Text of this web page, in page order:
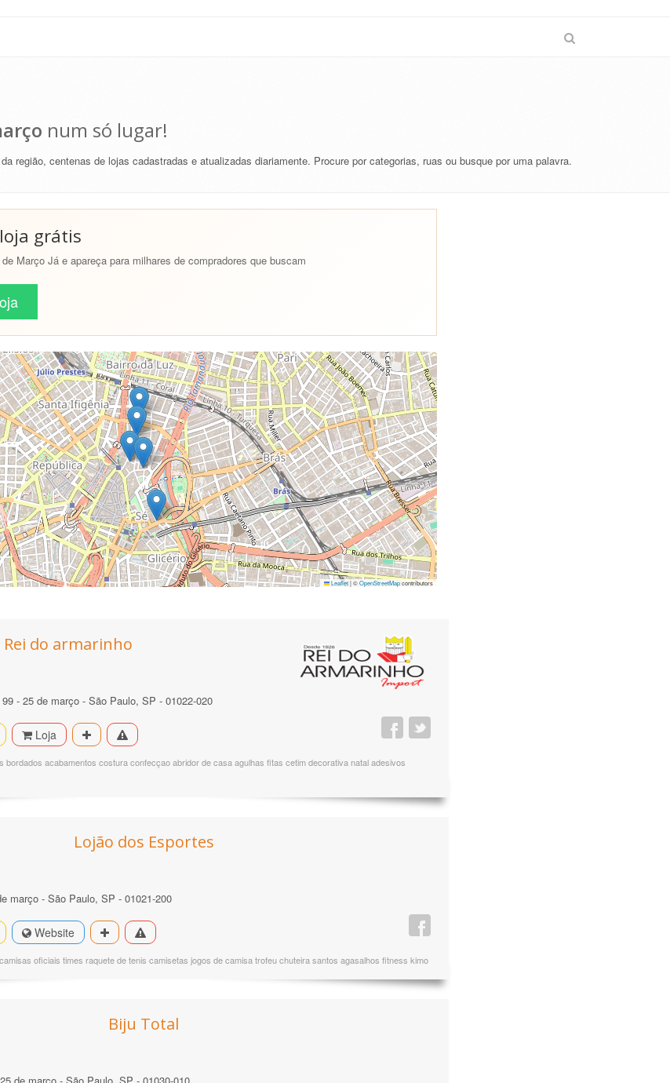
num só lugar!
região, centenas de lojas cadastradas e atualizadas diariamente. Procure por categorias, ruas ou busque por uma palavra.
grátis
Março Já e apareça para milhares de compradores que buscam
Leaflet|©OpenStreetMapcontributors
Rei do armarinho
- 25 de março - São Paulo, SP - 01022-020
Loja
bordados acabamentos costura confecçao abridor de casa agulhas fitas cetim decorativa natal adesivos
Lojão dos Esportes
março - São Paulo, SP - 01021-200
Website
oficiais times raquete de tenis camisetas jogos de camisa trofeu chuteira santos agasalhos fitness kimo
Biju Total